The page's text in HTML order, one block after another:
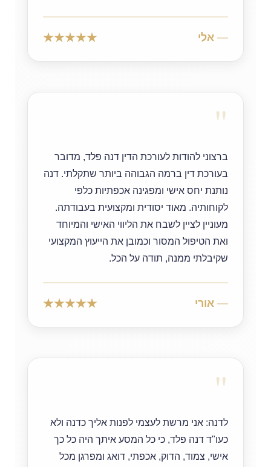
אלי
"
ברצוני להודות לעורכת הדין דנה פלד, מדובר
בעורכת דין ברמה הגבוהה ביותר שתקלתי. דנה
נותנת יחס אישי ומפגינה אכפתיות כלפי
לקוחותיה. מאוד יסודית ומקצועית בעבודתה.
מעוניין לציין לשבח את הליווי האישי והמיוחד
ואת הטיפול המסור וכמובן את הייעוץ המקצועי
שקיבלתי ממנה, תודה על הכל.
אורי
"
לדנה: אני מרשת לעצמי לפנות אליך כדנה ולא
כעו"ד דנה פלד, כי כל המסע איתך היה כל כך
אישי, צמוד, הדוק, אכפתי, דואג ומפרגן מכל